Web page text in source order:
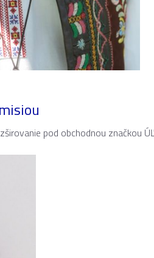
pod obchodnou značkou